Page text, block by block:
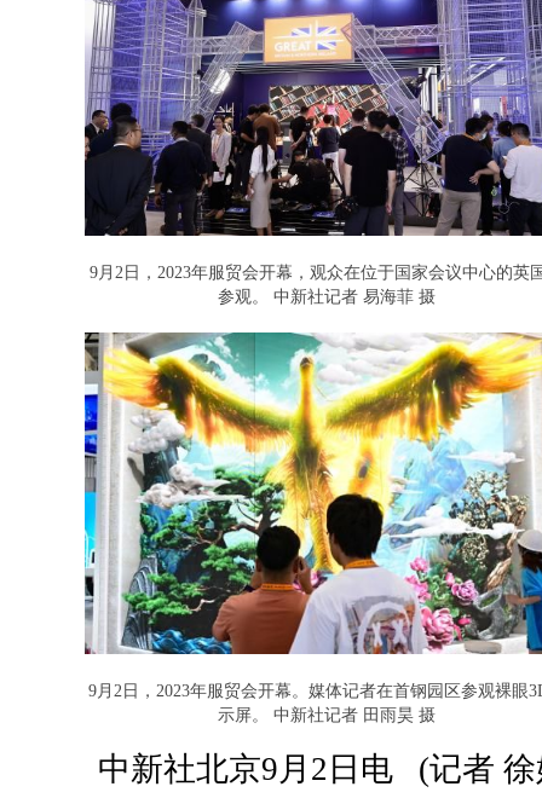
9月2日，2023年服贸会开幕，观众在位于国家会议中心的英
参观。 中新社记者 易海菲 摄
9月2日，2023年服贸会开幕。媒体记者在首钢园区参观裸眼
示屏。 中新社记者 田雨昊 摄
中新社北京9月2日电 (记者 徐